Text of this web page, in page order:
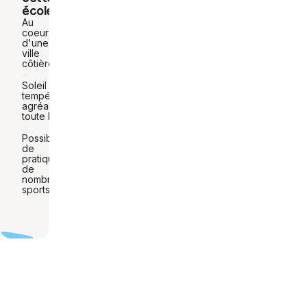
école
Au
coeur
d'une
ville
côtière
Soleil et
températures
agréables
toute l'année
Possibilité
de
pratiquer
de
nombreux
sports